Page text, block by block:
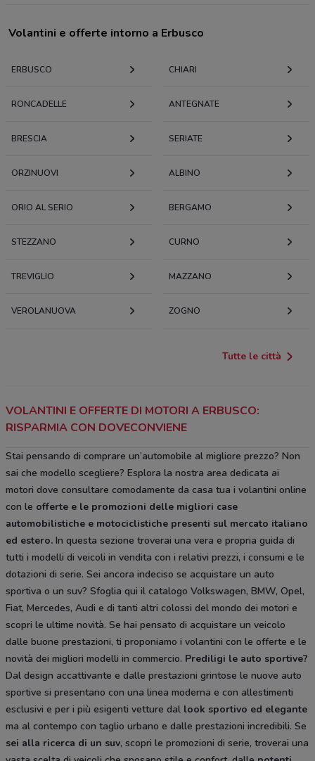
Volantini e offerte intorno a Erbusco
ERBUSCO CHIARI
RONCADELLE ANTEGNATE
BRESCIA SERIATE
ORZINUOVI ALBINO
ORIO AL SERIO BERGAMO
STEZZANO CURNO
TREVIGLIO MAZZANO
VEROLANUOVA ZOGNO
Tutte le città
VOLANTINI E OFFERTE DI MOTORI A ERBUSCO:
RISPARMIA CON DOVECONVIENE
Stai pensando di comprare un’automobile al migliore prezzo? Non
sai che modello scegliere? Esplora la nostra area dedicata ai
motori dove consultare comodamente da casa tua i volantini online
con le offerte e le promozioni delle migliori case
automobilistiche e motociclistiche presenti sul mercato italiano
ed estero. In questa sezione troverai una vera e propria guida di
tutti i modelli di veicoli in vendita con i relativi prezzi, i consumi e le
dotazioni di serie. Sei ancora indeciso se acquistare un auto
sportiva o un suv? Sfoglia qui il catalogo Volkswagen, BMW, Opel,
Fiat, Mercedes, Audi e di tanti altri colossi del mondo dei motori e
scopri le ultime novità. Se hai pensato di acquistare un veicolo
dalle buone prestazioni, ti proponiamo i volantini con le offerte e le
novità dei migliori modelli in commercio. Prediligi le auto sportive?
Dal design accattivante e dalle prestazioni grintose le nuove auto
sportive si presentano con una linea moderna e con allestimenti
esclusivi e per i più esigenti vetture dal look sportivo ed elegante
ma al contempo con taglio urbano e dalle prestazioni incredibili. Se
sei alla ricerca di un suv, scopri le promozioni di serie, troverai una